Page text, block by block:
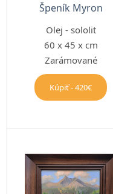
Špeník Myron
Olej - sololit
60 x 45 x cm
Zarámované
Kúpiť - 420€